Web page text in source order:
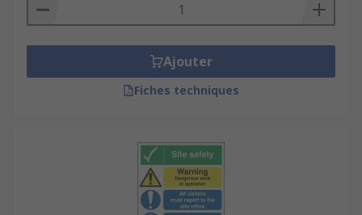
Ajouter
Fiches techniques